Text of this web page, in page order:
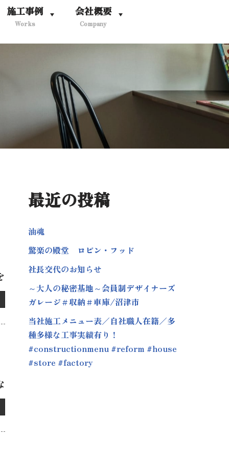
施工事例
Works
会社概要
Company
最近の投稿
油魂
驚楽の殿堂 ロビン・フッド
社長交代のお知らせ
～大人の秘密基地～会員制デザイナーズ
ガレージ＃収納＃車庫/沼津市
当社施工メニュー表／自社職人在籍／多
種多様な工事実績有り！
#constructionmenu #reform #house
#store #factory